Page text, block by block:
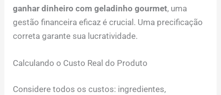
ganhar dinheiro com geladinho gourmet, uma
gestão financeira eficaz é crucial. Uma precificação
correta garante sua lucratividade.
Calculando o Custo Real do Produto
Considere todos os custos: ingredientes,